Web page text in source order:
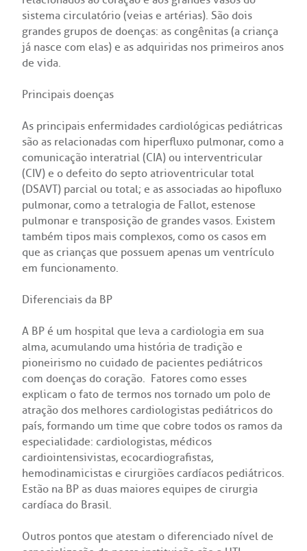
de Exames
Horário de atendimento: 2ª a 6ª feira das 7h às 18h
(11)3505-1000
ouvidoria@bp.org.br
Fale Conosco
Saiba mais
Rua Maestro Cardim, 769
São Paulo - SP
BP Mirante
Saiba mais
Endereço:
R. Martiniano de Carvalho, 965
CEP: 01323-001 | Bela Vista
São Paulo - SP
Clínica Medicina da Mulher
Financeiras
corporativa
social
a BP
Conosco
de Benchmarking
de Bioética
Telemedicina BP
Teleinterconsulta
Centro de Doenças Autoimunes
de Infarto SUS
de Visita
de cópia de prontuário médico
de orçamento particular
de veracidade de atestado
atendimento
Cirurgia
frequentes
de Sangue
especialidades
sistema circulatório (veias e artérias). São dois
grandes grupos de doenças: as congênitas (a criança
já nasce com elas) e as adquiridas nos primeiros anos
de vida.
Principais doenças
As principais enfermidades cardiológicas pediátricas
são as relacionadas com hiperfluxo pulmonar, como a
comunicação interatrial (CIA) ou interventricular
(CIV) e o defeito do septo atrioventricular total
(DSAVT) parcial ou total; e as associadas ao hipofluxo
pulmonar, como a tetralogia de Fallot, estenose
pulmonar e transposição de grandes vasos. Existem
também tipos mais complexos, como os casos em
que as crianças que possuem apenas um ventrículo
em funcionamento.
Diferenciais da BP
A BP é um hospital que leva a cardiologia em sua
alma, acumulando uma história de tradição e
pioneirismo no cuidado de pacientes pediátricos
com doenças do coração. Fatores como esses
explicam o fato de termos nos tornado um polo de
atração dos melhores cardiologistas pediátricos do
país, formando um time que cobre todos os ramos da
especialidade: cardiologistas, médicos
cardiointensivistas, ecocardiografistas,
hemodinamicistas e cirurgiões cardíacos pediátricos.
Estão na BP as duas maiores equipes de cirurgia
cardíaca do Brasil.
Outros pontos que atestam o diferenciado nível de